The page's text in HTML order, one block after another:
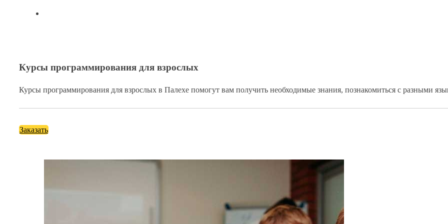
Курсы программирования для взрослых
Курсы программирования для взрослых в Палехе помогут вам получить необходимые знания, познакомиться с разными
Заказать